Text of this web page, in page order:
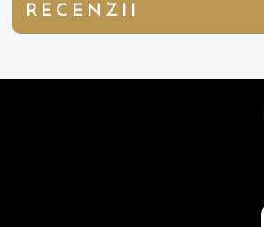
RECENZII